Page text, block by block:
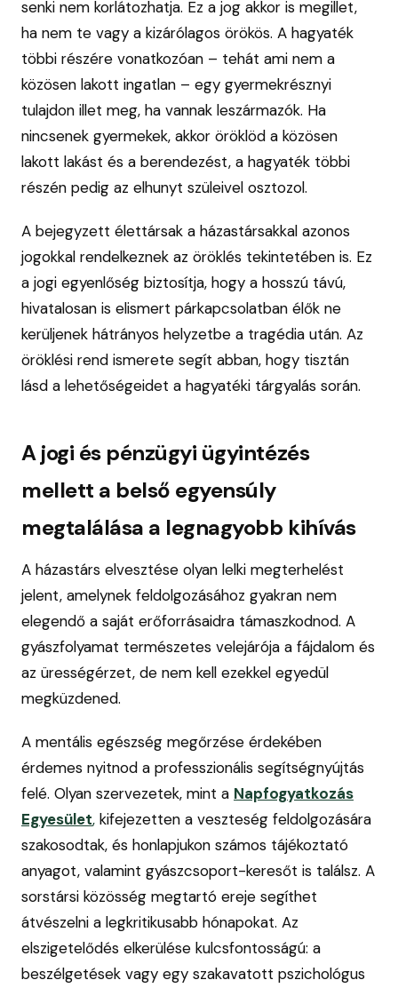
senki nem korlátozhatja. Ez a jog akkor is megillet,
ha nem te vagy a kizárólagos örökös. A hagyaték
többi részére vonatkozóan – tehát ami nem a
közösen lakott ingatlan – egy gyermekrésznyi
tulajdon illet meg, ha vannak leszármazók. Ha
nincsenek gyermekek, akkor öröklöd a közösen
lakott lakást és a berendezést, a hagyaték többi
részén pedig az elhunyt szüleivel osztozol.
A bejegyzett élettársak a házastársakkal azonos
jogokkal rendelkeznek az öröklés tekintetében is. Ez
a jogi egyenlőség biztosítja, hogy a hosszú távú,
hivatalosan is elismert párkapcsolatban élők ne
kerüljenek hátrányos helyzetbe a tragédia után. Az
öröklési rend ismerete segít abban, hogy tisztán
lásd a lehetőségeidet a hagyatéki tárgyalás során.
A jogi és pénzügyi ügyintézés
mellett a belső egyensúly
megtalálása a legnagyobb kihívás
A házastárs elvesztése olyan lelki megterhelést
jelent, amelynek feldolgozásához gyakran nem
elegendő a saját erőforrásaidra támaszkodnod. A
gyászfolyamat természetes velejárója a fájdalom és
az ürességérzet, de nem kell ezekkel egyedül
megküzdened.
A mentális egészség megőrzése érdekében
érdemes nyitnod a professzionális segítségnyújtás
felé. Olyan szervezetek, mint a Napfogyatkozás
Egyesület, kifejezetten a veszteség feldolgozására
szakosodtak, és honlapjukon számos tájékoztató
anyagot, valamint gyászcsoport-keresőt is találsz. A
sorstársi közösség megtartó ereje segíthet
átvészelni a legkritikusabb hónapokat. Az
elszigetelődés elkerülése kulcsfontosságú: a
beszélgetések vagy egy szakavatott pszichológus